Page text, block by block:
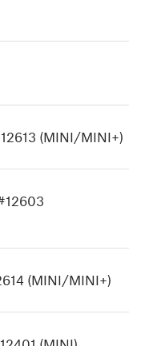
(MINI/MINI+)
(MINI/MINI+)